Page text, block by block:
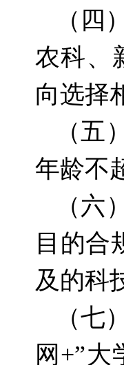
（四
农科、
向选择
（
年龄不
（
目的合
及的科
（七
网+”